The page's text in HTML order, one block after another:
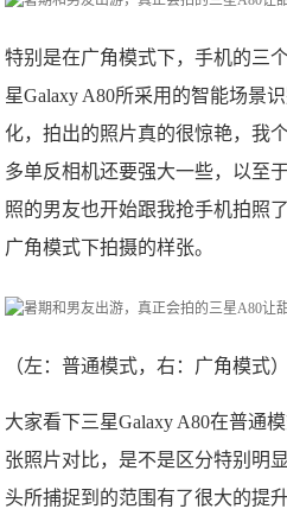
特别是在广角模式下，手机的三
星Galaxy A80所采用的智能场景
化，拍出的照片真的很惊艳，我
多单反相机还要强大一些，以至
照的男友也开始跟我抢手机拍照
广角模式下拍摄的样张。
（左：普通模式，右：广角模式）
大家看下三星Galaxy A80在普通
张照片对比，是不是区分特别明
头所捕捉到的范围有了很大的提